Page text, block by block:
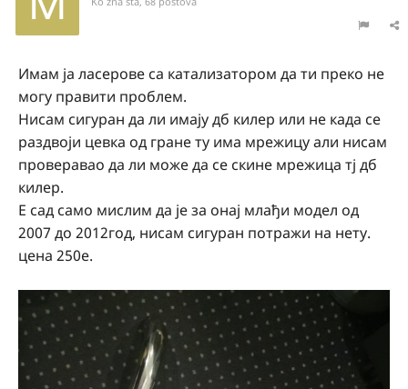
Имам ја ласерове са катализатором да ти преко не
могу правити проблем.
Нисам сигуран да ли имају дб килер или не када се
раздвоји цевка од гране ту има мрежицу али нисам
проверавао да ли може да се скине мрежица тј дб
килер.
Е сад само мислим да је за онај млађи модел од
2007 до 2012год, нисам сигуран потражи на нету.
цена 250е.